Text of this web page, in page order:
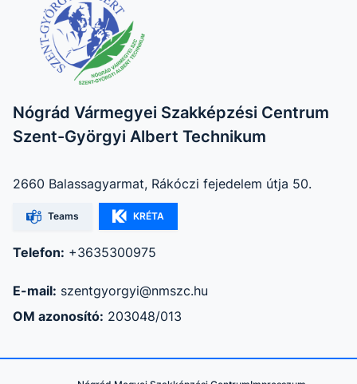
Nógrád Vármegyei Szakképzési Centrum
Szent-Györgyi Albert Technikum
2660 Balassagyarmat, Rákóczi fejedelem útja 50.
Teams KRÉTA
Telefon: +3635300975
E-mail: szentgyorgyi@nmszc.hu
OM azonosító: 203048/013